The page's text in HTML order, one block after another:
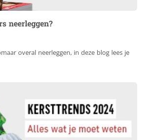
neerleggen?
overal neerleggen, in deze blog lees je